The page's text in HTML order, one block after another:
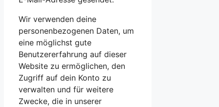
Wir verwenden deine
personenbezogenen Daten, um
eine möglichst gute
Benutzererfahrung auf dieser
Website zu ermöglichen, den
Zugriff auf dein Konto zu
verwalten und für weitere
Zwecke, die in unserer